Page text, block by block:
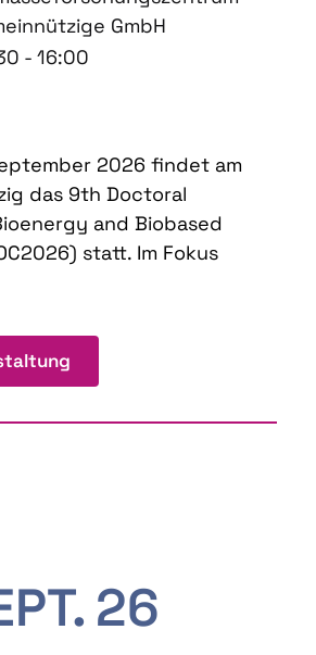
GmbH
- 16:00
2026 findet am
das 9th Doctoral
and Biobased
statt. Im Fokus
26